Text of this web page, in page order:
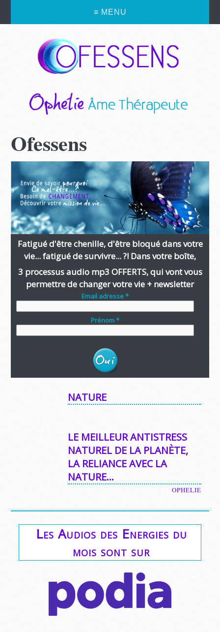
≡ MENU
Ofessens
Fatigué d'être chenille, d'être bloqué dans votre
vie... fatigué de survivre... ?! Dans votre boîte,
3 processus audio mp3 OFFERTS, qui vont vous
permettre de changer votre vie + newsletter
Email adresse *
Prénom *
NATURE
LE MEILLEUR ANTISTRESS
NATUREL DE LA PLANÈTE,
LA RELIANCE AVEC LA
NATURE…
OPHELIE
Les Audios des Energies du
mois sont sur